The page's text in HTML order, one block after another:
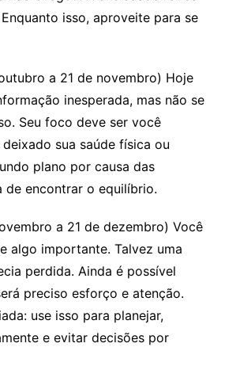
isso, aproveite para se
a 21 de novembro) Hoje
inesperada, mas não se
Seu foco deve ser você
sua saúde física ou
plano por causa das
de encontrar o equilíbrio.
a 21 de dezembro) Você
algo importante. Talvez uma
perdida. Ainda é possível
preciso esforço e atenção.
use isso para planejar,
e evitar decisões por